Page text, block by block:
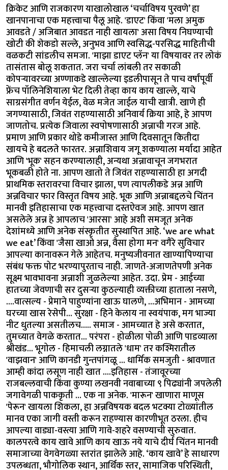
क्रिकेट आणि राजकारण याखालोखाल ‘चर्चाविषय पुरवणे’ हा
खानपानाचा एक महत्त्वाचा पैलू आहे. 'डाएट' किंवा 'मला अमुक
आवडते / अजिबात आवडत नाही खायला' असा विषय निघण्याची
खोटी की शेकडो सल्ले, अनुभव आणि स्वसिद्ध-परसिद्ध माहितीची
वळकटी सांडलीच समजा. 'माझा डाएट प्लॅन' या विषयावर तर लोकं
तासंतास बोलू शकतात. जरा चर्चा लांबली तर सकाळी
कोपऱ्यावरच्या अण्णाकडे खाल्लेल्या इडलीपासून ते पाच वर्षांपूर्वी
फ्रेंच पॉलिनेशियाला भेट दिली तेव्हा काय काय खाल्ले, याचे
साग्रसंगीत वर्णन येईल, वेळ मजेत जाईल याची खात्री. खाणे ही
जगण्यासाठी, जिवंत राहण्यासाठी अनिवार्य क्रिया आहे, हे आपण
जाणतोच. प्रत्येक जिवाला स्वपोषणासाठी अन्नाची गरज आहे.
प्रमाण आणि प्रकार थोडे कमीजास्त आणि दिवसातून कितीदा
खायचे हे बदलते फारतर. अन्नाशिवाय जगू शकण्याला मर्यादा आहेत
आणि 'भूक' सहन करण्यालाही, अन्यथा अन्नावाचून जगभरात
भूकबळी होते ना. आपण खातो ते जिवंत राहण्यासाठी हा अगदी
प्राथमिक स्तरावरचा विचार झाला, पण त्यापलीकडे अन्न आणि
अन्नविचार फार विस्तृत विषय आहे. भूक आणि अन्नाबद्दलचे चिंतन
मानवी इतिहासाचा एक महत्त्वाचा दस्तऐवज आहे. आपण खात
असलेले अन्न हे आपलाच 'आरसा' आहे अशी समजूत अनेक
देशांमध्ये आणि अनेक संस्कृतीत सुस्थापित आहे. ‘we are what
we eat’ किंवा 'जैसा खाओ अन्न, वैसा होगा मन' वगैरे सुविचार
आपल्या कानावरून गेले आहेतच. मनुष्यजीवनात खाण्यापिण्याचा
संबंध फक्त पोट भरण्यापुरताच नाही. जाणते-अजाणतेपणी अनेक
सूक्ष्म भावभावना अन्नाशी जुळलेल्या आहेत. उदा. प्रेम - आईच्या
हातच्या जेवणाची सर दुसऱ्या कुठल्याही व्यक्तीच्या हाताला नसणे,
….वात्सल्य - प्रेमाने पाहुण्यांना खाऊ घालणे, …अभिमान - आमच्या
घरच्या खास रेसेपी... सुरक्षा - हिने केलाय ना स्वयंपाक, मग भाज्या
नीट धुतल्या असतीलच….. समाज - आमच्यात हे असे करतात,
तुमच्यात वेगळे करतात... परंपरा - होळीला पोळी आणि पाडव्याला
श्रीखंड... भूगोल - हिमाचली लग्नातले 'धाम' तर कश्मिरातील
'वाझवान' आणि कानडी गुन्तपांगळू ... धार्मिक समजुती - श्रावणात
आम्ही कांदा लसूण नाही खात ....इतिहास - तंजावूरच्या
राजबल्लवाची किंवा कुण्या लखनवी नवाबाच्या ९ पिढ्यांनी जपलेली
जगावेगळी पाककृती … एक ना अनेक. 'मारून' खाणारा माणूस
'पेरून' खायला शिकला, हा अन्नविषयक बदल भटक्या टोळ्यांतील
मानव एका जागी वस्ती करून राहण्यास कारणीभूत ठरला. हीच
आपल्या वाड्या-वस्त्या आणि गावे-शहरे वसण्याची सुरुवात.
कालपरत्वे काय खावे आणि काय खाऊ नये याचे दीर्घ चिंतन मानवी
समाजाच्या वेगवेगळ्या स्तरांत झालेले आहे. ‘काय खावे’ हे साधारण
उपलब्धता, भौगोलिक स्थान, आर्थिक स्तर, सामाजिक परिस्थिती,